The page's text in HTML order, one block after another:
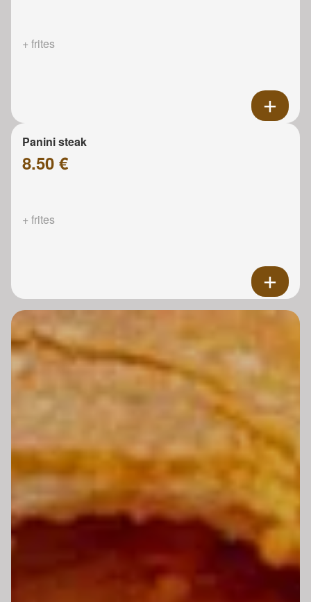
+ frites
Panini steak
8.50 €
+ frites